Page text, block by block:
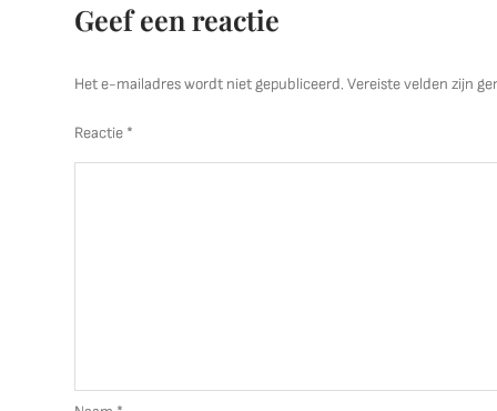
Geef een reactie
Het e-mailadres wordt niet gepubliceerd. Vereiste velden zijn
Reactie *